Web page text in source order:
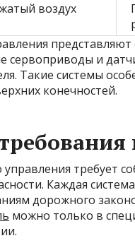
воздух
сервоприводы и
Такие системы
конечностей.
требует
Каждая
дорожного
можно только в